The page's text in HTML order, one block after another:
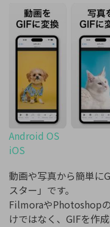
Android OS
iOS
動画や写真から簡単に
スター」です。
FilmoraやPhotoshop
けではなく、GIFを作